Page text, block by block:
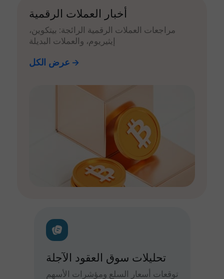
أخبار العملات الرقمية
مراجعات العملات الرقمية الرائجة: بيتكوين،
إيثيريوم، والعملات البديلة
عرض الكل
تحليلات سوق العقود الآجلة
توقعات أسعار السلع ومؤشرات الأسهم